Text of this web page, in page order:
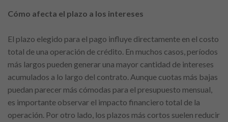
Cómo afecta el plazo a los intereses
El plazo elegido para el pago influye directamente en el costo
total de una operación de crédito. En muchos casos, períodos
más largos pueden generar una mayor cantidad de intereses
acumulados a lo largo del contrato. Aunque cuotas más bajas
puedan parecer más cómodas para el presupuesto mensual,
es importante observar el impacto financiero total de la
operación. Por otro lado, los plazos más cortos suelen reducir